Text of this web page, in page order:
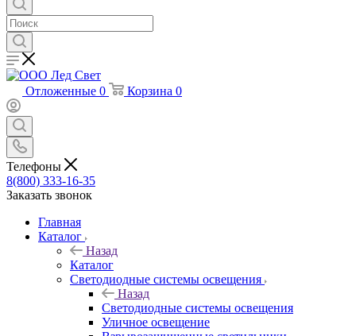
Отложенные 0 Корзина 0
Телефоны
8(800) 333-16-35
Заказать звонок
Главная
Каталог
Назад
Каталог
Светодиодные системы освещения
Назад
Светодиодные системы освещения
Уличное освещение